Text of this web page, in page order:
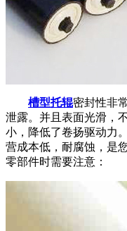
槽型托辊密封性非
泄露。并且表面光滑，
小，降低了卷扬驱动力
营成本低，耐腐蚀，是
零部件时需要注意：